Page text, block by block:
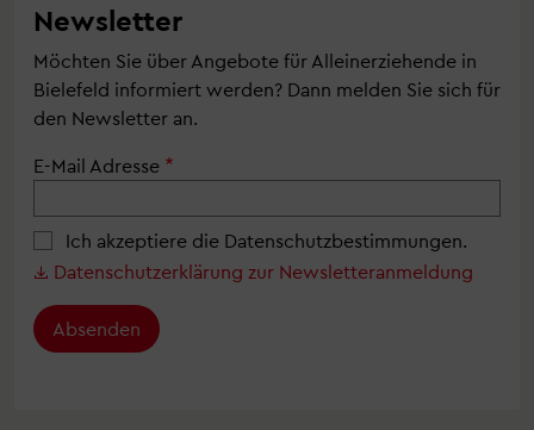
Newsletter
Möchten Sie über Angebote für Alleinerziehende in
Bielefeld informiert werden? Dann melden Sie sich für
den Newsletter an.
E-Mail Adresse
Ich akzeptiere die Datenschutzbestimmungen.
Datenschutzerklärung zur Newsletteranmeldung
Absenden